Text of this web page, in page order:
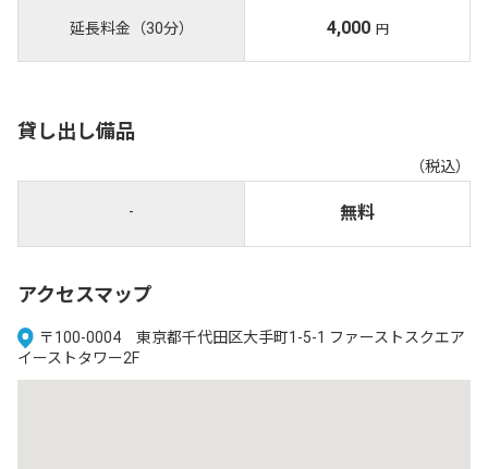
延長料金（30分） 4,000 円
貸し出し備品
（税込）
- 無料
アクセスマップ
〒100-0004 東京都千代田区大手町1-5-1 ファーストスクエア
イーストタワー2F